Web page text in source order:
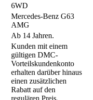
6WD
Mercedes-Benz G63
AMG
Ab 14 Jahren.
Kunden mit einem
gültigen DMC-
Vorteilskundenkonto
erhalten darüber hinaus
einen zusätzlichen
Rabatt auf den
regulären Preis.